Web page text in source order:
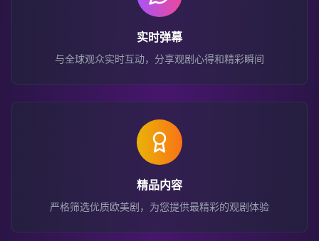
实时弹幕
与全球观众实时互动，分享观剧心得和精彩瞬间
精品内容
严格筛选优质欧美剧，为您提供最精彩的观剧体验